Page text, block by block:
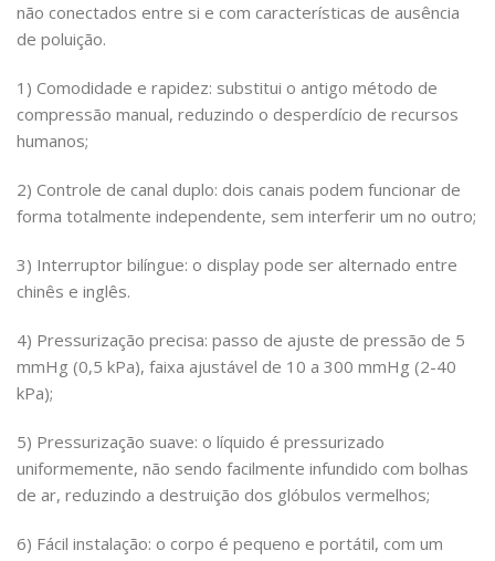
não conectados entre si e com características de ausência
de poluição.
1) Comodidade e rapidez: substitui o antigo método de
compressão manual, reduzindo o desperdício de recursos
humanos;
2) Controle de canal duplo: dois canais podem funcionar de
forma totalmente independente, sem interferir um no outro;
3) Interruptor bilíngue: o display pode ser alternado entre
chinês e inglês.
4) Pressurização precisa: passo de ajuste de pressão de 5
mmHg (0,5 kPa), faixa ajustável de 10 a 300 mmHg (2-40
kPa);
5) Pressurização suave: o líquido é pressurizado
uniformemente, não sendo facilmente infundido com bolhas
de ar, reduzindo a destruição dos glóbulos vermelhos;
6) Fácil instalação: o corpo é pequeno e portátil, com um